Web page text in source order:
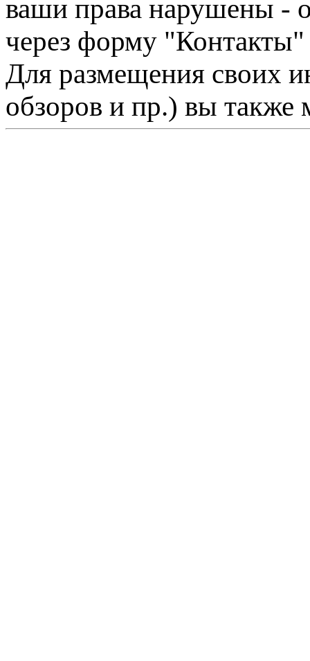
ваши права нарушены -
через форму "Контакты"
Для размещения своих
обзоров и пр.) вы также